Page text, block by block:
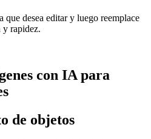
que desea editar y luego reemplace
y rapidez.
con IA para
de objetos